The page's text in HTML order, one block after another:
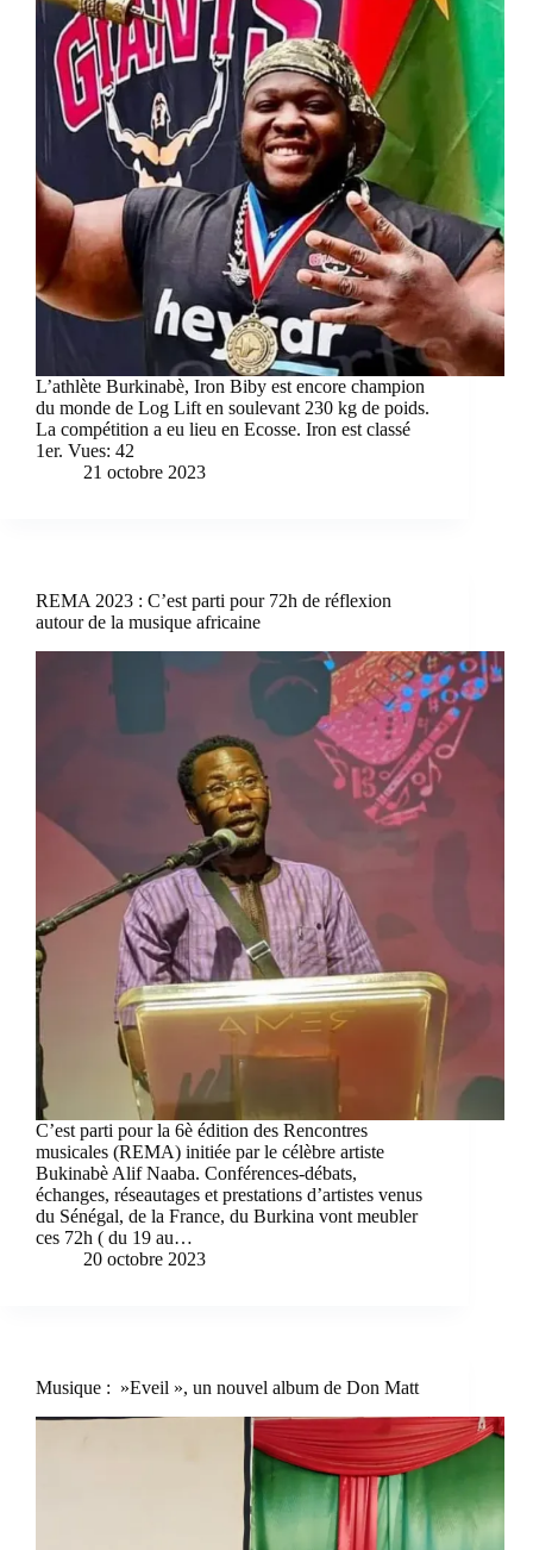
L’athlète Burkinabè, Iron Biby est encore champion
du monde de Log Lift en soulevant 230 kg de poids.
La compétition a eu lieu en Ecosse. Iron est classé
1er. Vues: 42
21 octobre 2023
REMA 2023 : C’est parti pour 72h de réflexion
autour de la musique africaine
C’est parti pour la 6è édition des Rencontres
musicales (REMA) initiée par le célèbre artiste
Bukinabè Alif Naaba. Conférences-débats,
échanges, réseautages et prestations d’artistes venus
du Sénégal, de la France, du Burkina vont meubler
ces 72h ( du 19 au…
20 octobre 2023
Musique : »Eveil », un nouvel album de Don Matt